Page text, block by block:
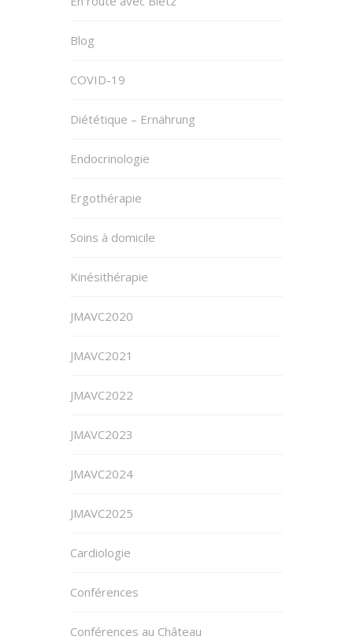
Blog
COVID-19
Diététique – Ernährung
Endocrinologie
Ergothérapie
Soins à domicile
Kinésithérapie
JMAVC2020
JMAVC2021
JMAVC2022
JMAVC2023
JMAVC2024
JMAVC2025
Cardiologie
Conférences
Conférences au Château